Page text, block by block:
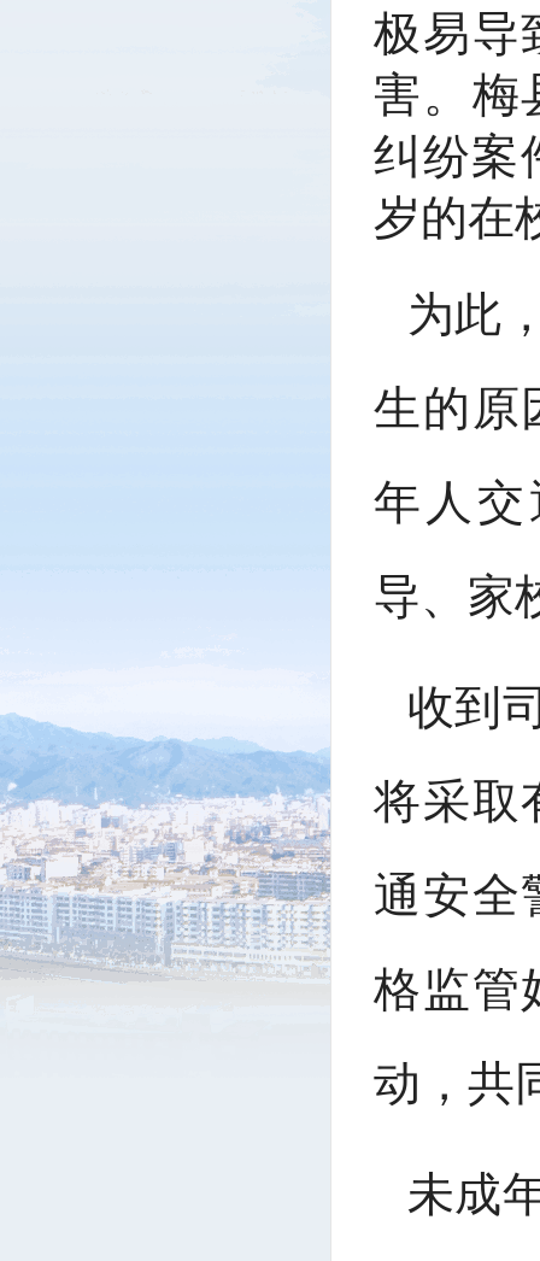
极易导
害。梅
纠纷案
岁的在
为此
生的原
年人
导、家
收到
将采取
通安全
格监管
动，共
未成